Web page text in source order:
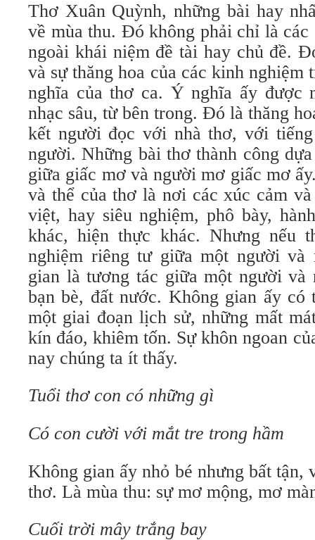
Thơ Xuân Quỳnh, những bài hay
về mùa thu. Đó không phải chỉ là
ngoài khái niệm đề tài hay chủ đề.
và sự thăng hoa của các kinh nghiệm
nghĩa của thơ ca. Ý nghĩa ấy được
nhạc sâu, từ bên trong. Đó là thăng
kết người đọc với nhà thơ, với
người. Những bài thơ thành công
giữa giấc mơ và người mơ giấc mơ
và thể của thơ là nơi các xúc cảm
việt, hay siêu nghiệm, phô bày,
khác, hiện thực khác. Nhưng nếu
nghiệm riêng tư giữa một người và
gian là tương tác giữa một người và
bạn bè, đất nước. Không gian ấy có
một giai đoạn lịch sử, những mất
kín đáo, khiêm tốn. Sự khôn ngoan
nay chúng ta ít thấy.
Tuổi thơ con có những gì
Có con cười với mắt tre trong hầm
Không gian ấy nhỏ bé nhưng bất tận,
thơ. Là mùa thu: sự mơ mộng, mơ
Cuối trời mây trắng bay